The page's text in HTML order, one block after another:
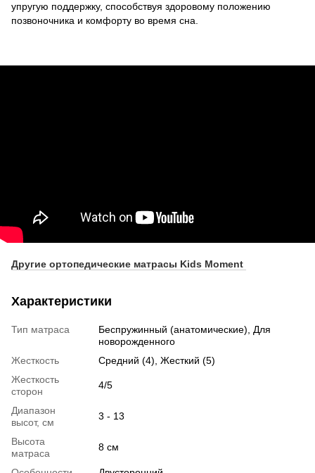
упругую поддержку, способствуя здоровому положению
позвоночника и комфорту во время сна.
Другие ортопедические матрасы Kids Moment
Характеристики
Тип матраса
Беспружинный (анатомические), Для
новорожденного
Жесткость
Средний (4), Жесткий (5)
Жесткость
сторон
4/5
Диапазон
высот, см
3 - 13
Высота
матраса
8 см